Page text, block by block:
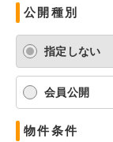
公開種別
指定しない
会員公開
物件条件